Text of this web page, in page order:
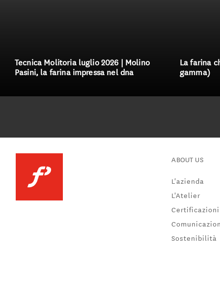
Tecnica Molitoria luglio 2026 | Molino
Pasini, la farina impressa nel dna
La farina
gamma)
ABOUT US
L'azienda
L'Atelier
Certificazioni
Sostenibilità